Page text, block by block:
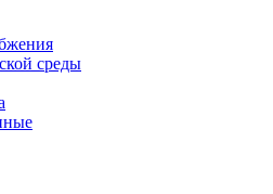
среды